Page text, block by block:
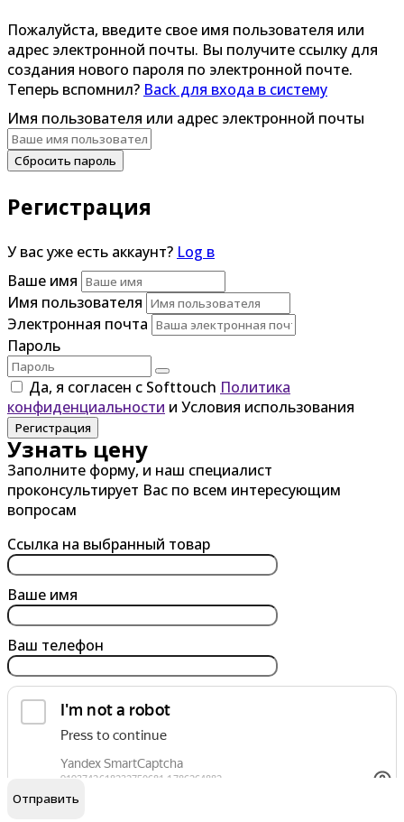
Пожалуйста, введите свое имя пользователя или
адрес электронной почты. Вы получите ссылку для
создания нового пароля по электронной почте.
Теперь вспомнил? Back для входа в систему
Имя пользователя или адрес электронной почты
Сбросить пароль
Регистрация
У вас уже есть аккаунт? Log в
Ваше имя
Имя пользователя
Электронная почта
Пароль
Да, я согласен с Softtouch Политика
конфиденциальности и Условия использования
Регистрация
Узнать цену
Заполните форму, и наш специалист
проконсультирует Вас по всем интересующим
вопросам
Ссылка на выбранный товар
Ваше имя
Ваш телефон
Я согласен наобработку персональных данных